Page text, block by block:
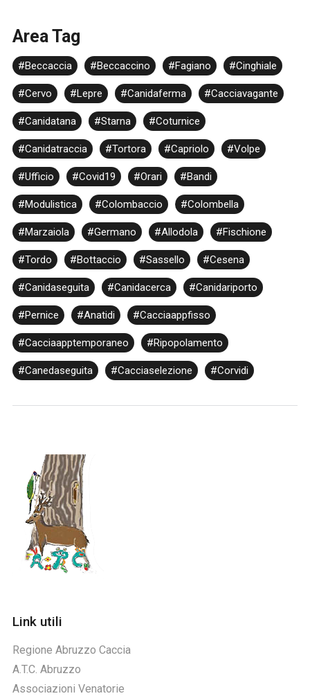
Area Tag
#Beccaccia #Beccaccino #Fagiano #Cinghiale
#Cervo #Lepre #Canidaferma #Cacciavagante
#Canidatana #Starna #Coturnice
#Canidatraccia #Tortora #Capriolo #Volpe
#Ufficio #Covid19 #Orari #Bandi
#Modulistica #Colombaccio #Colombella
#Marzaiola #Germano #Allodola #Fischione
#Tordo #Bottaccio #Sassello #Cesena
#Canidaseguita #Canidacerca #Canidariporto
#Pernice #Anatidi #Cacciaappfisso
#Cacciaapptemporaneo #Ripopolamento
#Canedaseguita #Cacciaselezione #Corvidi
Link utili
Regione Abruzzo Caccia
A.T.C. Abruzzo
Associazioni Venatorie